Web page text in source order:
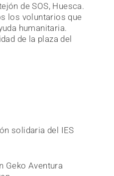
de SOS, Huesca.
los voluntarios que
humanitaria.
de la plaza del
solidaria del IES
Geko Aventura